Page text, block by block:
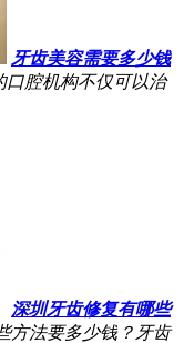
牙齿美容需要多少钱
口腔机构不仅可以治
深圳牙齿修复有哪些
方法要多少钱？牙齿